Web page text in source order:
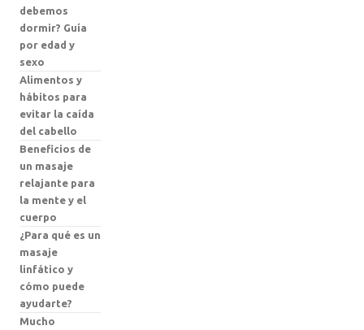
debemos
dormir? Guía
por edad y
sexo
Alimentos y
hábitos para
evitar la caída
del cabello
Beneficios de
un masaje
relajante para
la mente y el
cuerpo
¿Para qué es un
masaje
linfático y
cómo puede
ayudarte?
Mucho